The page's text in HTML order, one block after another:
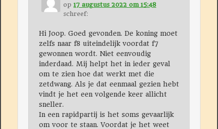
op 17 augustus 2022 om 15:48
schreef:
Hi Joop. Goed gevonden. De koning moet
zelfs naar f8 uiteindelijk voordat f7
gewonnen wordt. Niet eenvoudig
inderdaad. Mij helpt het in ieder geval
om te zien hoe dat werkt met die
zetdwang. Als je dat eenmaal gezien hebt
vindt je het een volgende keer allicht
sneller.
In een rapidpartij is het soms gevaarlijk
om voor te staan. Voordat je het weet